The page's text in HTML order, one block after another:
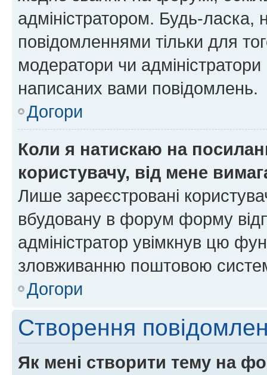
адміністратором. Будь-
повідомленнями тільки для
модератори чи
написаних вами повідомлень.
Догори
Коли я натискаю на
користувачу, від мене
Лише зареєстровані
вбудовану в форум форму
адміністратор увімкнув цю
зловживанню поштовою
Догори
Створення
Як мені створити тему на